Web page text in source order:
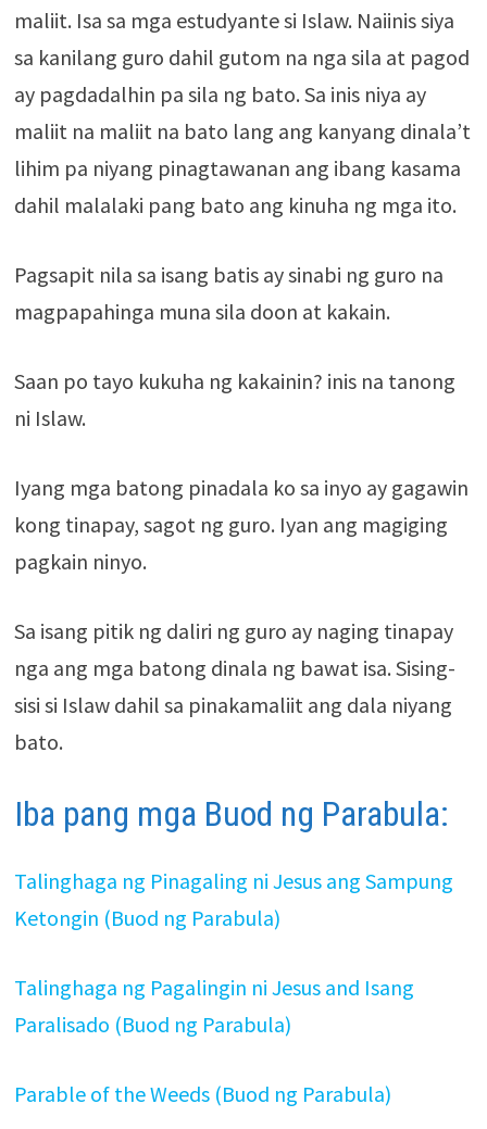
maliit. Isa sa mga estudyante si Islaw. Naiinis siya
sa kanilang guro dahil gutom na nga sila at pagod
ay pagdadalhin pa sila ng bato. Sa inis niya ay
maliit na maliit na bato lang ang kanyang dinala’t
lihim pa niyang pinagtawanan ang ibang kasama
dahil malalaki pang bato ang kinuha ng mga ito.
Pagsapit nila sa isang batis ay sinabi ng guro na
magpapahinga muna sila doon at kakain.
Saan po tayo kukuha ng kakainin? inis na tanong
ni Islaw.
Iyang mga batong pinadala ko sa inyo ay gagawin
kong tinapay, sagot ng guro. Iyan ang magiging
pagkain ninyo.
Sa isang pitik ng daliri ng guro ay naging tinapay
nga ang mga batong dinala ng bawat isa. Sising-
sisi si Islaw dahil sa pinakamaliit ang dala niyang
bato.
Iba pang mga Buod ng Parabula:
Talinghaga ng Pinagaling ni Jesus ang Sampung
Ketongin (Buod ng Parabula)
Talinghaga ng Pagalingin ni Jesus and Isang
Paralisado (Buod ng Parabula)
Parable of the Weeds (Buod ng Parabula)